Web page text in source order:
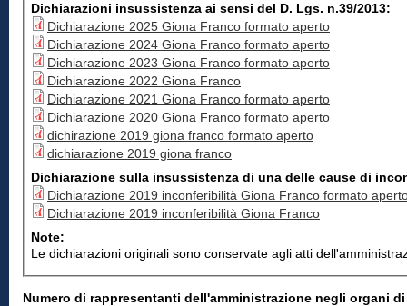
Dichiarazioni insussistenza ai sensi del D. Lgs. n.39/2013:
Dichiarazione 2025 Giona Franco formato aperto
Dichiarazione 2024 Giona Franco formato aperto
Dichiarazione 2023 Giona Franco formato aperto
Dichiarazione 2022 Giona Franco
Dichiarazione 2021 Giona Franco formato aperto
Dichiarazione 2020 Giona Franco formato aperto
dichirazione 2019 giona franco formato aperto
dichiarazione 2019 giona franco
Dichiarazione sulla insussistenza di una delle cause di
Dichiarazione 2019 inconferibilità Giona Franco formato
Dichiarazione 2019 inconferibilità Giona Franco
Note:
Le dichiarazioni originali sono conservate agli atti
Numero di rappresentanti dell'amministrazione negli organi